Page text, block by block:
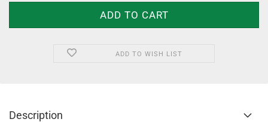
ADD TO WISH LIST
Description